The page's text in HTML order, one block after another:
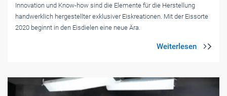
Innovation und Know-how sind die Elemente für die Herstellung
handwerklich hergestellter exklusiver Eiskreationen. Mit der Eissorte
2020 beginnt in den Eisdielen eine neue Ära.